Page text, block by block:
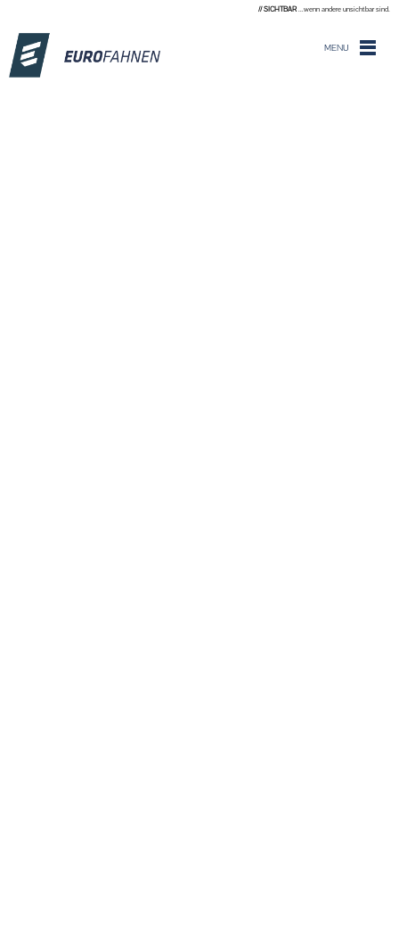
// SICHTBAR ...wenn andere unsichtbar sind.
MENU